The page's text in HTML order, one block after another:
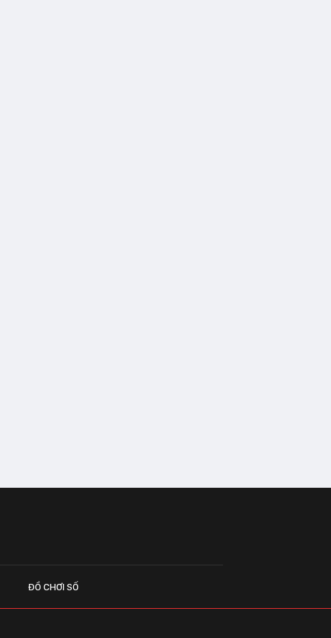
ĐỒ CHƠI SỐ